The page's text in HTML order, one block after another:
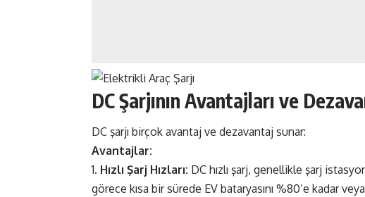
DC Şarjının Avantajları ve
DC şarjı birçok avantaj ve dezavantaj sunar:
Avantajlar:
Hızlı Şarj Hızları: DC hızlı şarj, genellikle şarj
görece kısa bir sürede EV bataryasını %80’e kadar